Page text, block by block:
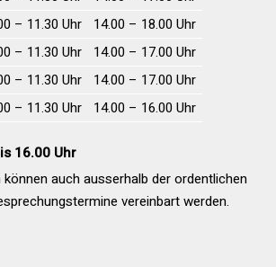
– 11.30 Uhr
14.00 – 18.00 Uhr
– 11.30 Uhr
14.00 – 17.00 Uhr
– 11.30 Uhr
14.00 – 17.00 Uhr
– 11.30 Uhr 14.00 – 16.00 Uhr
16.00 Uhr
auch ausserhalb der ordentlichen
vereinbart werden.